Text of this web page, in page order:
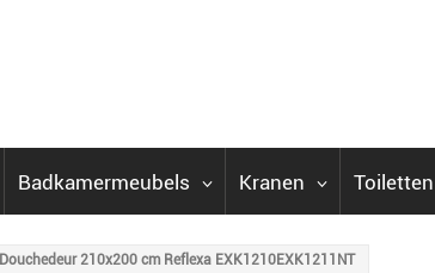
Badkamermeubels Kranen Toiletten
Douchedeur 210x200 cm Reflexa EXK1210EXK1211NT